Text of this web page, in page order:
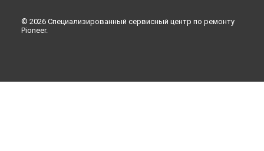
© 2026 Специализированный сервисный центр по ремонту
Pioneer.